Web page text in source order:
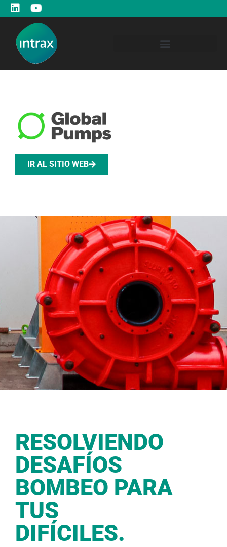
IR AL SITIO WEB
RESOLVIENDO
DESAFÍOS
BOMBEO PARA
TUS
DIFÍCILES.